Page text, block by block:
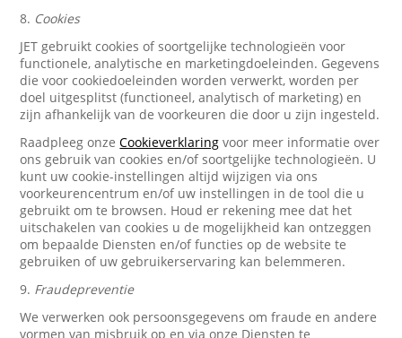
8. Cookies
JET gebruikt cookies of soortgelijke technologieën voor
functionele, analytische en marketingdoeleinden. Gegevens
die voor cookiedoeleinden worden verwerkt, worden per
doel uitgesplitst (functioneel, analytisch of marketing) en
zijn afhankelijk van de voorkeuren die door u zijn ingesteld.
Raadpleeg onzeCookieverklaring voor meer informatie over
ons gebruik van cookies en/of soortgelijke technologieën. U
kunt uw cookie-instellingen altijd wijzigen via ons
voorkeurencentrum en/of uw instellingen in de tool die u
gebruikt om te browsen. Houd er rekening mee dat het
uitschakelen van cookies u de mogelijkheid kan ontzeggen
om bepaalde Diensten en/of functies op de website te
gebruiken of uw gebruikerservaring kan belemmeren.
9. Fraudepreventie
We verwerken ook persoonsgegevens om fraude en andere
vormen van misbruik op en via onze Diensten te